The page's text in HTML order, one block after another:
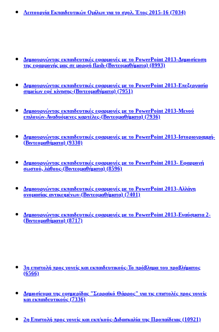
Λειτουργία Εκπαιδευτικών Ομίλων για το σχολ. Έτος 2015-16 (7034)
Δημιουργώντας εκπαιδευτικές εφαρμογές με το PowerPoint 2013-Δημοσίευση
της εφαρμογής μας σε μορφή flash-(Βιντεομαθήματα) (8993)
Δημιουργώντας εκπαιδευτικές εφαρμογές με το PowerPoint 2013-Επεξεργασία
σημείων εφέ κίνησης-(Βιντεομαθήματα) (7951)
Δημιουργώντας εκπαιδευτικές εφαρμογές με το PowerPoint 2013-Μενού
επιλογών-Αναδυόμενες καρτέλες-(Βιντεομαθήματα) (7936)
Δημιουργώντας εκπαιδευτικές εφαρμογές με το PowerPoint 2013-Ιστοριογραμμή-
(Βιντεομαθήματα) (9330)
Δημιουργώντας εκπαιδευτικές εφαρμογές με το PowerPoint 2013- Εφαρμογή
σωστού, λάθους-(Βιντεομαθήματα) (8596)
Δημιουργώντας εκπαιδευτικές εφαρμογές με το PowerPoint 2013-Αλλάγη
ονομασίας αντικειμένων-(Βιντεομαθήματα) (7401)
Δημιουργώντας εκπαιδευτικές εφαρμογές με το PowerPoint 2013-Εναύσματα 2-
(Βιντεομαθήματα) (8717)
3η επιστολή προς γονείς και εκπαιδευτικούς-Το πρόβλημα του προβλήματος
(6566)
Δημοσίευμα της εφημερίδας "Σερραϊκό Θάρρος" για τις επιστολές προς γονείς
και εκπαιδευτικούς (7336)
2η Eπιστολή προς γονείς και εκπ/κούς-Διδασκαλία της Προπαίδειας (10921)